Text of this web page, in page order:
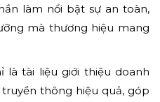
làm nổi bật sự an toàn,
mà thương hiệu mang
là tài liệu giới thiệu doanh
thông hiệu quả, góp